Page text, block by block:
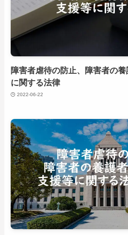
障害者虐待の防止、障害者の
に関する法律
2022-06-22